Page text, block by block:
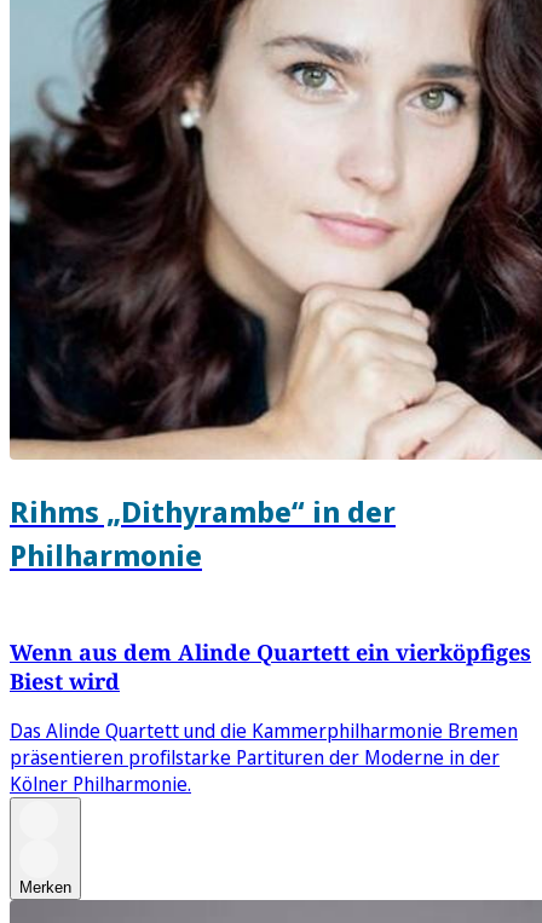
Rihms „Dithyrambe“ in der
Philharmonie
Wenn aus dem Alinde Quartett ein vierköpfiges
Biest wird
Das Alinde Quartett und die Kammerphilharmonie Bremen
präsentieren profilstarke Partituren der Moderne in der
Kölner Philharmonie.
Merken